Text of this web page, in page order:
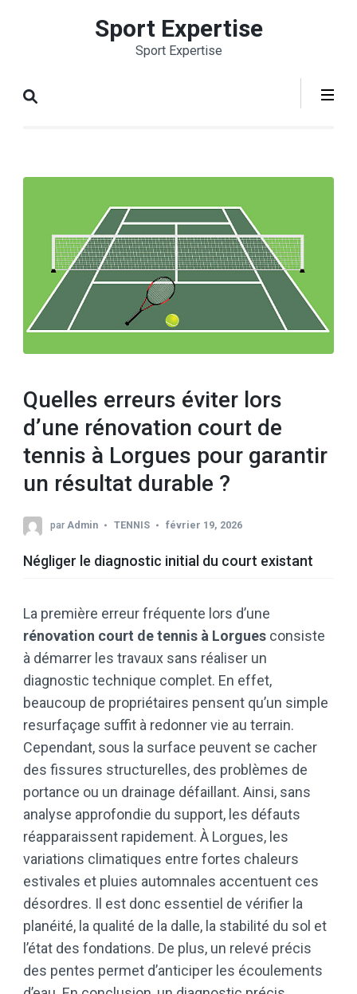
Entrée)
Sport Expertise
Sport Expertise
Quelles erreurs éviter lors
d’une rénovation court de
tennis à Lorgues pour garantir
un résultat durable ?
parAdmin TENNIS février 19, 2026
Négliger le diagnostic initial du court existant
La première erreur fréquente lors d’une
rénovation court de tennis à Lorgues consiste
à démarrer les travaux sans réaliser un
diagnostic technique complet. En effet,
beaucoup de propriétaires pensent qu’un simple
resurfaçage suffit à redonner vie au terrain.
Cependant, sous la surface peuvent se cacher
des fissures structurelles, des problèmes de
portance ou un drainage défaillant. Ainsi, sans
analyse approfondie du support, les défauts
réapparaissent rapidement. À Lorgues, les
variations climatiques entre fortes chaleurs
estivales et pluies automnales accentuent ces
désordres. Il est donc essentiel de vérifier la
planéité, la qualité de la dalle, la stabilité du sol et
l’état des fondations. De plus, un relevé précis
des pentes permet d’anticiper les écoulements